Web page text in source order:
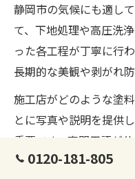
静岡市の気候にも適し
て、下地処理や高圧洗
った各工程が丁寧に行
長期的な美観や剥がれ
施工店がどのような塗
とに写真や説明を提供
重要です。専門用語が
「この塗料の特徴は？
0120-181-805